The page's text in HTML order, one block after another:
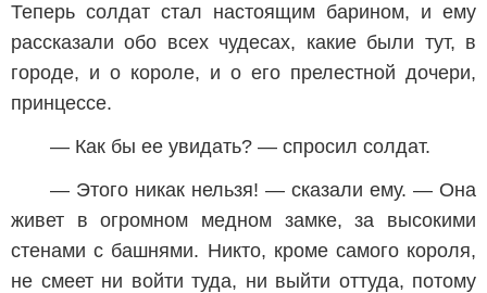
Теперь солдат стал настоящим барином, и ему
рассказали обо всех чудесах, какие были тут, в
городе, и о короле, и о его прелестной дочери,
принцессе.
— Как бы ее увидать? — спросил солдат.
— Этого никак нельзя! — сказали ему. — Она
живет в огромном медном замке, за высокими
стенами с башнями. Никто, кроме самого короля,
не смеет ни войти туда, ни выйти оттуда, потому